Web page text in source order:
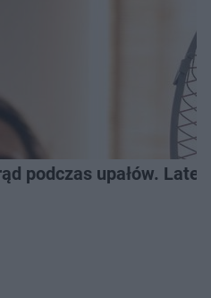
podczas upałów.